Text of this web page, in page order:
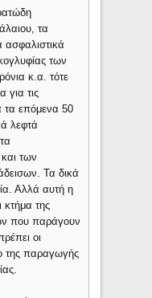
τα
ασφαλιστικά
των
κ.α. τότε
για τις
τα επόμενα 50
λεφτά
των
Τα δικά
Αλλά αυτή η
κτήμα της
που παράγουν
οι
της παραγωγής